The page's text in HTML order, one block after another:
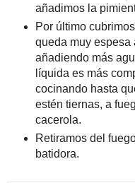
añadimos la
Por último
queda muy espesa
añadiendo más
líquida es más
cocinando hasta
estén tiernas, a
cacerola.
Retiramos del
batidora.